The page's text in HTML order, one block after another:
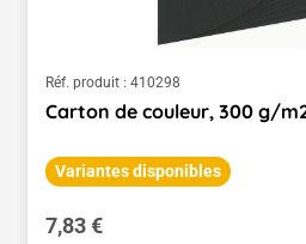
Réf. produit : 410298
Carton de couleur, 300 g/
Variantes disponibles
Prix régulier :
7,83 €